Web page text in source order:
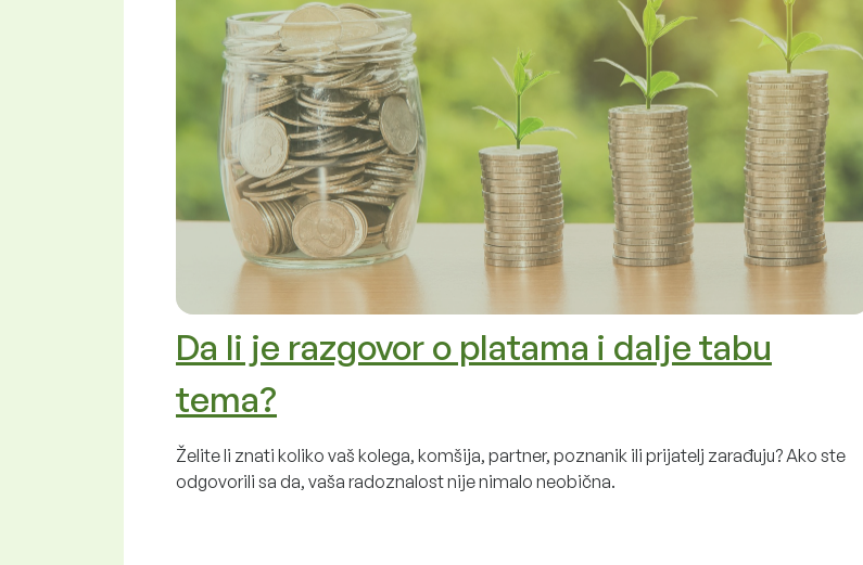
Da li je razgovor o platama i dalje tabu
tema?
Želite li znati koliko vaš kolega, komšija, partner, poznanik ili prijatelj zarađuju? Ako ste
odgovorili sa da, vaša radoznalost nije nimalo neobična.